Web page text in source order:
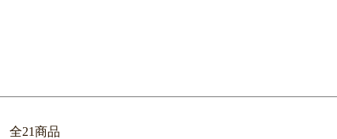
全21商品